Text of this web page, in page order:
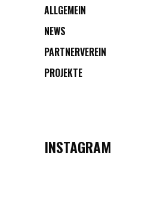
ALLGEMEIN
NEWS
PARTNERVEREIN
PROJEKTE
INSTAGRAM